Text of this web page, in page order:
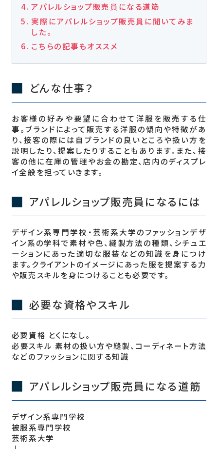
アパレルショップ販売員になる道筋
実際にアパレルショップ販売員に聞いてみま
した。
こちらの記事もオススメ
どんな仕事？
お客様の好みや要望に合わせて洋服を販売する仕
事。ブランドによって販売する洋服の傾向や特徴があ
り、接客の際には自ブランドの良いところや扱い方を
説明したり、提案したりすることもあります。また、接
客の他に在庫の管理やお金の勘定、店内のディスプレ
イ全般を担っていきます。
アパレルショップ販売員になるには
デザイン系専門学校・芸術系大学のファッションデザ
イン系の学科で素材や色、縫製方法の種類、シチュエ
ーションにあった適切な服装などの知識を身につけ
ます。クライアントのイメージにあった服を提案する力
や販売スキルを身につけることも必要です。
必要な資格やスキル
必要資格 とくになし。
必要スキル 素材の扱い方や縫製、コーディネート方法
などのファッションに関する知識
アパレルショップ販売員になる道筋
デザイン系専門学校
被服系専門学校
芸術系大学